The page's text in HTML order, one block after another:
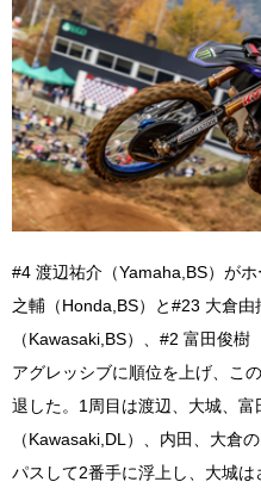
#4 渡辺祐介（Yamaha,BS）が
之輔（Honda,BS）と#23 大倉
（Kawasaki,BS）、#2 富田俊
アグレッシブに順位を上げ、こ
退した。1周目は渡辺、大城、
（Kawasaki,DL）、内田、大倉
パスして2番手に浮上し、大城